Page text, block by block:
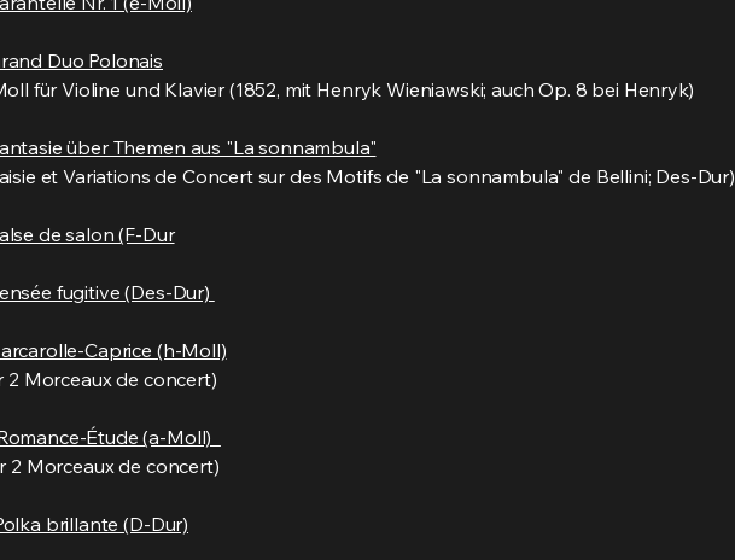
Duo Polonais
für Violine und Klavier (1852, mit Henryk Wieniawski; auch Op. 8 bei Henryk)
über Themen aus "La sonnambula"
et Variations de Concert sur des Motifs de "La sonnambula" de Bellini; Des-Dur)
de salon (F-Dur
fugitive (Des-Dur)
Caprice (h-Moll)
2 Morceaux de concert)
Étude (a-Moll)
2 Morceaux de concert)
brillante (D-Dur)